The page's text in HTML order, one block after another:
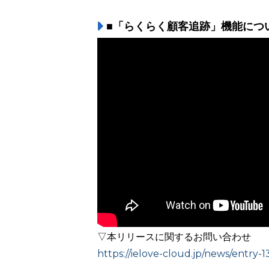
■「らくらく顧客追跡」機能につ
▽本リリースに関するお問い合わせ
https://ielove-cloud.jp/news/entry-